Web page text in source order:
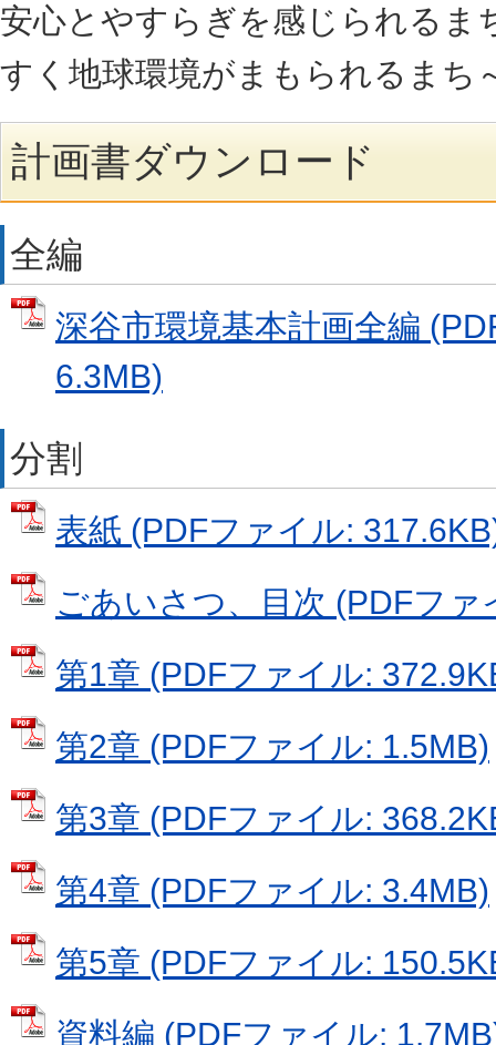
安心とやすらぎを感じられるま
すく地球環境がまもられるまち
計画書ダウンロード
全編
深谷市環境基本計画全編
6.3MB)
分割
表紙 (PDFファイル:
ごあいさつ、目次 (PDFファ
第1章 (PDFファイル:
第2章 (PDFファイル: 1.5MB)
第3章 (PDFファイル:
第4章 (PDFファイル: 3.4MB)
第5章 (PDFファイル:
資料編 (PDFファイル: